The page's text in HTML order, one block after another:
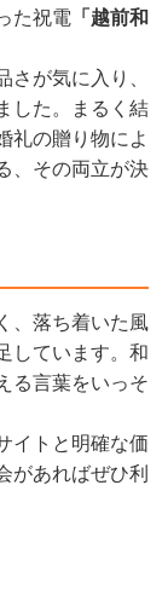
た祝電 「越前和
が気に入り、
した。まるく結
礼の贈り物によ
、その両立が決
、落ち着いた風
しています。和
る言葉をいっそ
イトと明確な価
があればぜひ利